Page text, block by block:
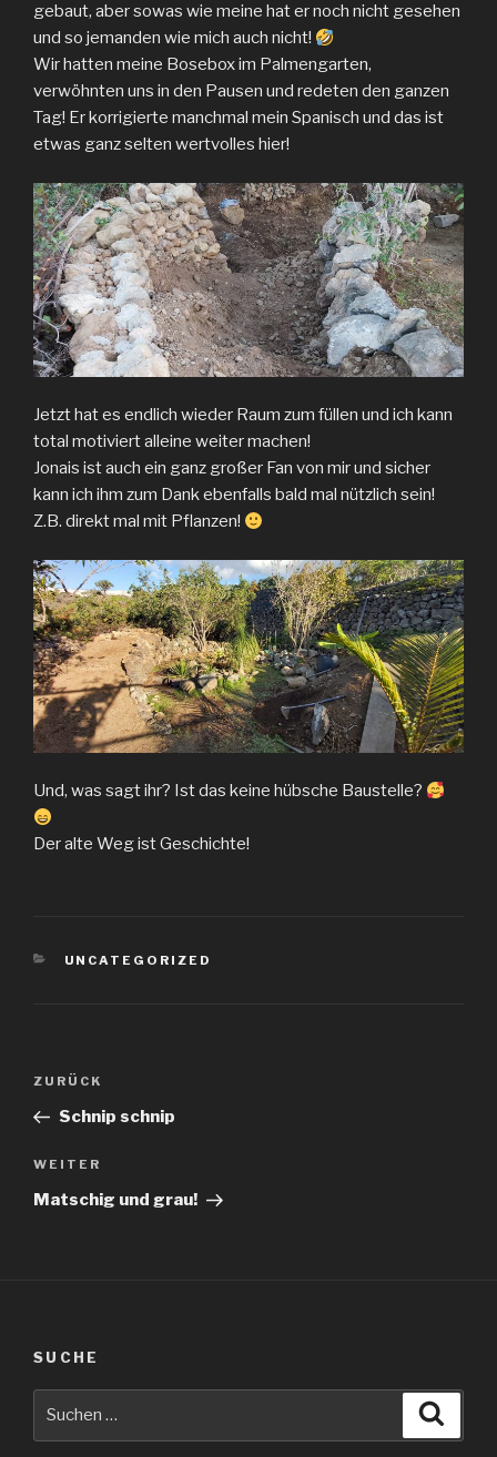
gebaut, aber sowas wie meine hat er noch nicht gesehen
und so jemanden wie mich auch nicht!
Wir hatten meine Bosebox im Palmengarten,
verwöhnten uns in den Pausen und redeten den ganzen
Tag! Er korrigierte manchmal mein Spanisch und das ist
etwas ganz selten wertvolles hier!
Jetzt hat es endlich wieder Raum zum füllen und ich kann
total motiviert alleine weiter machen!
Jonais ist auch ein ganz großer Fan von mir und sicher
kann ich ihm zum Dank ebenfalls bald mal nützlich sein!
Z.B. direkt mal mit Pflanzen!
Und, was sagt ihr? Ist das keine hübsche Baustelle?
Der alte Weg ist Geschichte!
KATEGORIEN
UNCATEGORIZED
Beitragsnavigation
Vorheriger
Beitrag
ZURÜCK
Schnip schnip
Nächster
Beitrag
WEITER
Matschig und grau!
SUCHE